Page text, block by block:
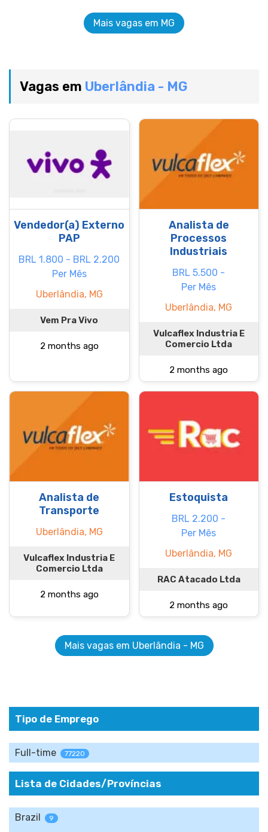
Mais vagas em MG
Vagas em Uberlândia - MG
Vendedor(a) Externo
PAP
BRL 1.800 - BRL 2.200
Per Mês
Uberlândia, MG
Vem Pra Vivo
2 months ago
Analista de
Processos
Industriais
BRL 5.500 -
Per Mês
Uberlândia, MG
Vulcaflex Industria E
Comercio Ltda
2 months ago
Analista de
Transporte
Uberlândia, MG
Vulcaflex Industria E
Comercio Ltda
2 months ago
Estoquista
BRL 2.200 -
Per Mês
Uberlândia, MG
RAC Atacado Ltda
2 months ago
Mais vagas em Uberlândia - MG
Tipo de Emprego
Full-time 77220
Lista de Cidades/Províncias
Brazil 9